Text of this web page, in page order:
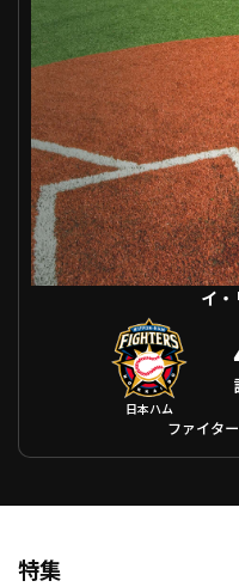
イ
日本ハム
ファイタ
特集